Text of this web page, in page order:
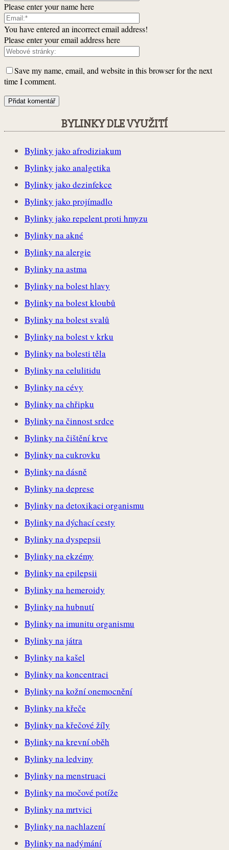
Please enter your name here
You have entered an incorrect email address!
Please enter your email address here
Save my name, email, and website in this browser for the next
time I comment.
BYLINKY DLE VYUŽITÍ
Bylinky jako afrodiziakum
Bylinky jako analgetika
Bylinky jako dezinfekce
Bylinky jako projímadlo
Bylinky jako repelent proti hmyzu
Bylinky na akné
Bylinky na alergie
Bylinky na astma
Bylinky na bolest hlavy
Bylinky na bolest kloubů
Bylinky na bolest svalů
Bylinky na bolest v krku
Bylinky na bolesti těla
Bylinky na celulitidu
Bylinky na cévy
Bylinky na chřipku
Bylinky na činnost srdce
Bylinky na čištění krve
Bylinky na cukrovku
Bylinky na dásně
Bylinky na deprese
Bylinky na detoxikaci organismu
Bylinky na dýchací cesty
Bylinky na dyspepsii
Bylinky na ekzémy
Bylinky na epilepsii
Bylinky na hemeroidy
Bylinky na hubnutí
Bylinky na imunitu organismu
Bylinky na játra
Bylinky na kašel
Bylinky na koncentraci
Bylinky na kožní onemocnění
Bylinky na křeče
Bylinky na křečové žíly
Bylinky na krevní oběh
Bylinky na ledviny
Bylinky na menstruaci
Bylinky na močové potíže
Bylinky na mrtvici
Bylinky na nachlazení
Bylinky na nadýmání